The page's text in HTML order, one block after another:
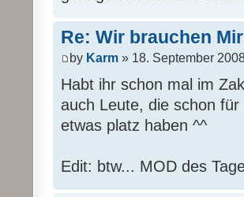
Re: Wir brauchen
by Karm » 18. September
Habt ihr schon mal im
auch Leute, die schon
etwas platz haben ^^
Edit: btw... MOD des